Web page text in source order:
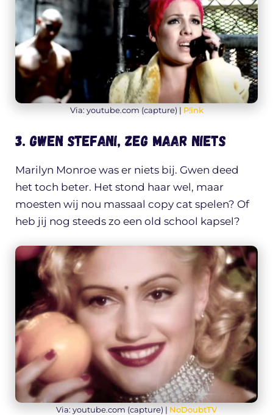
Via: youtube.com (capture) | P!ink
3. Gwen Stefani, zeg maar niets
Marilyn Monroe was er niets bij. Gwen deed
het toch beter. Het stond haar wel, maar
moesten wij nou massaal copy cat spelen? Of
heb jij nog steeds zo een old school kapsel?
Via: youtube.com (capture) | NoDoubtTV